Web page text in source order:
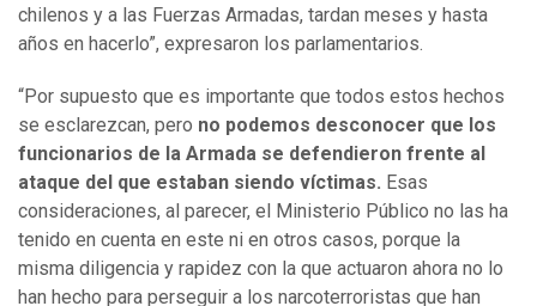
chilenos y a las Fuerzas Armadas, tardan meses y hasta
años en hacerlo”, expresaron los parlamentarios.
“Por supuesto que es importante que todos estos hechos
se esclarezcan, pero no podemos desconocer que los
funcionarios de la Armada se defendieron frente al
ataque del que estaban siendo víctimas. Esas
consideraciones, al parecer, el Ministerio Público no las ha
tenido en cuenta en este ni en otros casos, porque la
misma diligencia y rapidez con la que actuaron ahora no lo
han hecho para perseguir a los narcoterroristas que han